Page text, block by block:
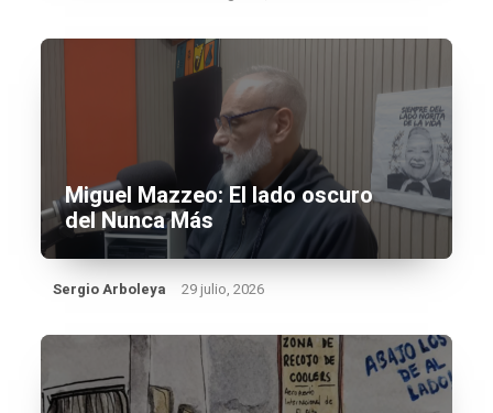
Miguel Mazzeo: El lado oscuro
del Nunca Más
Sergio Arboleya 29 julio, 2026